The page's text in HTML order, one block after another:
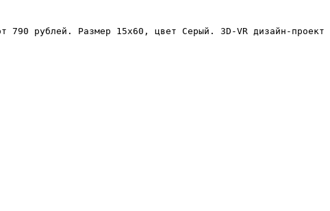
790 рублей. Размер 15x60, цвет Серый. 3D-VR дизайн-проект